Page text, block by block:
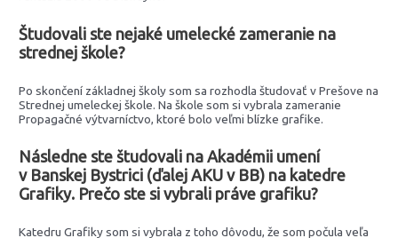
Študovali ste nejaké umelecké zameranie na
strednej škole?
Po skončení základnej školy som sa rozhodla študovať v Prešove na
Strednej umeleckej škole. Na škole som si vybrala zameranie
Propagačné výtvarníctvo, ktoré bolo veľmi blízke grafike.
Následne ste študovali na Akadémii umení
v Banskej Bystrici (ďalej AKU v BB) na katedre
Grafiky. Prečo ste si vybrali práve grafiku?
Katedru Grafiky som si vybrala z toho dôvodu, že som počula veľa